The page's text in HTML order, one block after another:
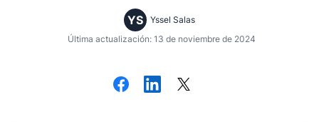
YS
Yssel Salas
Última actualización: 13 de noviembre de 2024